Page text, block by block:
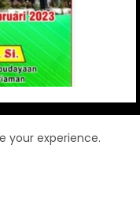
your experience.